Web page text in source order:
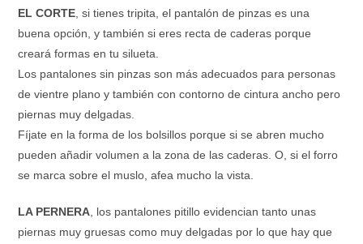
EL CORTE , si tienes tripita, el pantalón de pinzas es una
buena opción, y también si eres recta de caderas porque
creará formas en tu silueta.
Los pantalones sin pinzas son más adecuados para personas
de vientre plano y también con contorno de cintura ancho pero
piernas muy delgadas.
Fíjate en la forma de los bolsillos porque si se abren mucho
pueden añadir volumen a la zona de las caderas. O, si el forro
se marca sobre el muslo, afea mucho la vista.
LA PERNERA , los pantalones pitillo evidencian tanto unas
piernas muy gruesas como muy delgadas por lo que hay que